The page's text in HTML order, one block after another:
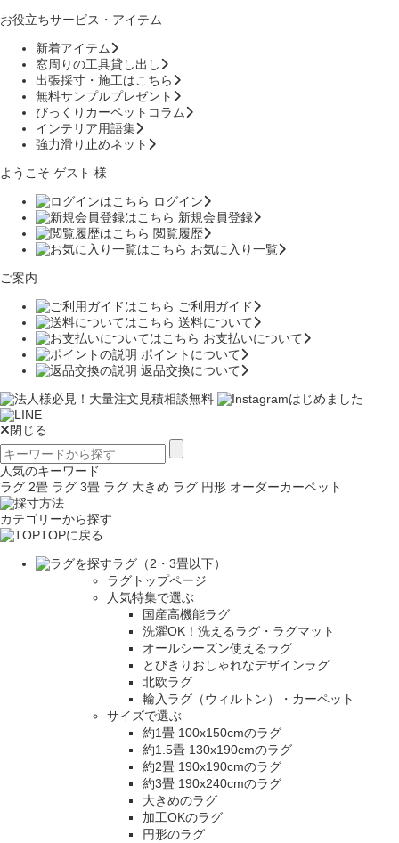
お役立ちサービス・アイテム
新着アイテム
窓周りの工具貸し出し
出張採寸・施工はこちら
無料サンプルプレゼント
びっくりカーペットコラム
インテリア用語集
強力滑り止めネット
ようこそ ゲスト 様
ログイン
新規会員登録
閲覧履歴
お気に入り一覧
ご案内
ご利用ガイド
送料について
お支払いについて
ポイントについて
返品交換について
閉じる
人気のキーワード
ラグ 2畳 ラグ 3畳 ラグ 大きめ ラグ 円形 オーダーカーペット
カテゴリーから探す
TOPに戻る
ラグ（2・3畳以下）
ラグトップページ
人気特集で選ぶ
国産高機能ラグ
洗濯OK！洗えるラグ・ラグマット
オールシーズン使えるラグ
とびきりおしゃれなデザインラグ
北欧ラグ
輸入ラグ（ウィルトン）・カーペット
サイズで選ぶ
約1畳 100x150cmのラグ
約1.5畳 130x190cmのラグ
約2畳 190x190cmのラグ
約3畳 190x240cmのラグ
大きめのラグ
加工OKのラグ
円形のラグ